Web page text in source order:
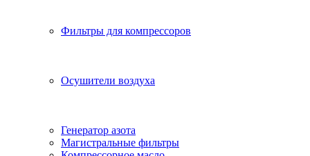
Фильтры для компрессоров
Осушители воздуха
Генератор азота
Магистральные фильтры